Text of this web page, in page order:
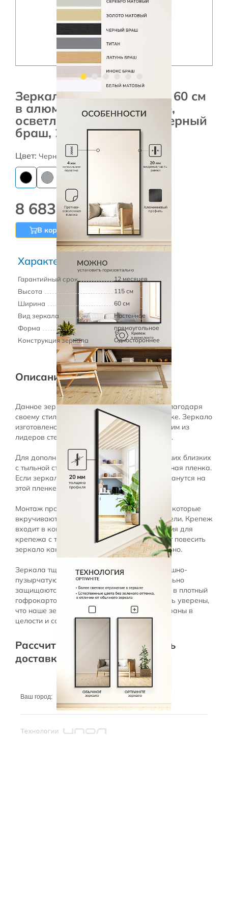
Зеркало настенное 115 х 60 см
в алюминиевом профиле,
осветленное. Профиль черный
браш, 20мм.
Цвет: Черный
8 683 ₽ Есть в наличии
В корзину
Характеристики
Гарантийный срок 12 месяцев
Высота 115 см
Ширина 60 см
Вид зеркала Настенное
Форма прямоугольное
Конструкция зеркала Одностороннее
Описание товара
Данное зеркало украсит любой интерьер, благодаря
своему стильному виду и качественной сборке. Зеркало
изготовлено стекольной компанией БСК, одним из
лидеров стекольного производства в России.
Для дополнительной безопасности вас и ваших близких
с тыльной стороны зеркала наклеена защитная пленка.
Если зеркало повредится, то все осколки останутся на
этой пленке, на пол ничего не упадет.
Монтаж производится на 2 крючка-шурупа, которые
вкручиваются в установленные в стену дюбели. Крепеж
входит в комплект. Дополнительные отверстия для
крепежа с тыльной стороны рамы позволяют повесить
зеркало как вертикально, так и горизонтально.
Зеркала тщательно упаковываются в воздушно-
пузырчатую пленку, углы и края дополнительно
защищаются. Затем изделие упаковывается в плотный
гофрокартон. Таким образом, вы можете быть уверены,
что наше зеркало доедет в любой уголок страны в
целости и сохранности.
Рассчитайте время и стоимость
доставки
Ваш город: Эль-Монте